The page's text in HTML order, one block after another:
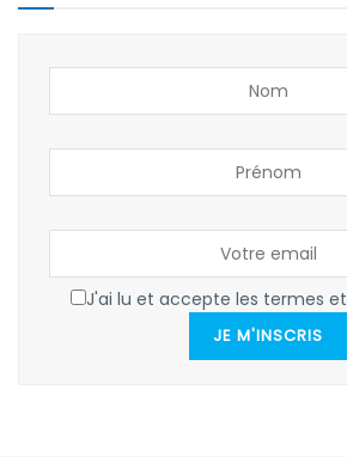
J'ai lu et accepte les termes
JE M'INSCRIS